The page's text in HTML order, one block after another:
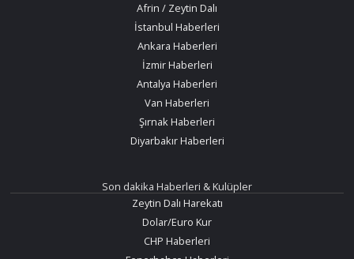
Afrin / Zeytin Dalı
İstanbul Haberleri
Ankara Haberleri
İzmir Haberleri
Antalya Haberleri
Van Haberleri
Şırnak Haberleri
Diyarbakır Haberleri
Son dakika Haberleri & Kulüpler
Zeytin Dalı Harekatı
Dolar/Euro Kur
CHP Haberleri